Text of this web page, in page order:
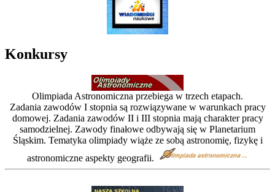
Konkursy
Olimpiada Astronomiczna przebiega w trzech etapach.
Zadania zawodów I stopnia są rozwiązywane w warunkach pracy
domowej. Zadania zawodów II i III stopnia mają charakter pracy
samodzielnej. Zawody finałowe odbywają się w Planetarium
Śląskim. Tematyka olimpiady wiąże ze sobą astronomię, fizykę i
astronomiczne aspekty geografii.